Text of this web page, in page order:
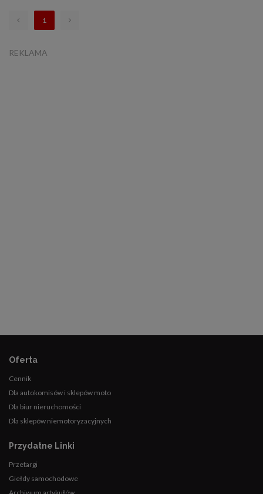
1
REKLAMA
Oferta
Cennik
Dla autokomisów i sklepów moto
Dla biur nieruchomości
Dla sklepów niemotoryzacyjnych
Przydatne Linki
Przetargi
Giełdy samochodowe